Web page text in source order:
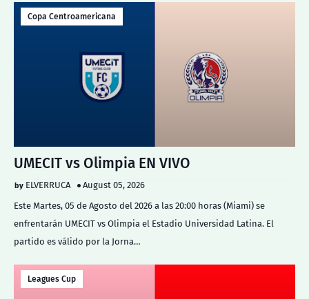
Copa Centroamericana
UMECIT vs Olimpia EN VIVO
ELVERRUCA
August 05, 2026
Este Martes, 05 de Agosto del 2026 a las 20:00 horas (Miami) se
enfrentarán UMECIT vs Olimpia el Estadio Universidad Latina. El
partido es válido por la Jorna…
Leagues Cup